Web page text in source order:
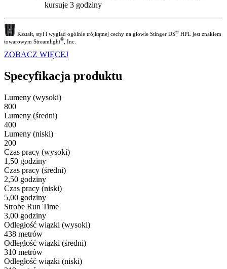
kursuje 3 godziny
Kształt, styl i wygląd ogólnie trójkątnej cechy na głowie Stinger DS® HPL jest znakiem
towarowym Streamlight® , Inc.
ZOBACZ WIĘCEJ
Specyfikacja produktu
Lumeny (wysoki)
800
Lumeny (średni)
400
Lumeny (niski)
200
Czas pracy (wysoki)
1,50 godziny
Czas pracy (średni)
2,50 godziny
Czas pracy (niski)
5,00 godziny
Strobe Run Time
3,00 godziny
Odległość wiązki (wysoki)
438 metrów
Odległość wiązki (średni)
310 metrów
Odległość wiązki (niski)